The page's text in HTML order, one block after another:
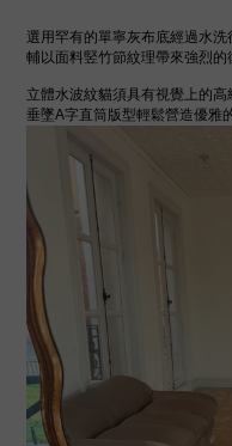
選用罕有的單寧灰布底經過水
輔以面料竪竹節紋理帶來強烈的
立體水波紋貓須具有視覺上的高
垂墜A字直筒版型輕鬆營造優雅